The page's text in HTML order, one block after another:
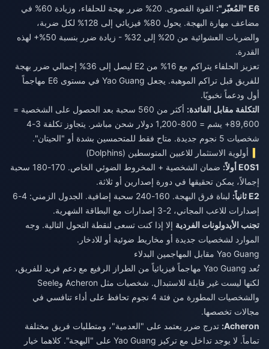
E6 "المُعبّر":
القوة القصوى. 20% ضرر بهجة للحلفاء، وزيادة 60% في
مضاعف مهارة البهجة. يحول 80% فيزيائي إلى 128% لكل ضربة،
والضربات العشوائية من 20% إلى 32% - زيادة ضرر بنسبة 50%+ لهذه
القدرة.
تعزيز الحلفاء يتراكم مع 16% من E2 ليصل إلى 36% إجمالي ضرر بهجة
للفريق قبل تراكم الموهبة. يجعل Yao Guang في مستوى E6 مهاجماً
أول ودعماً نخبويًا.
التكلفة مقابل الفائدة:
أكثر من 560 سحبة بعد الحصول على الشخصية =
89,600+ يشم = 800-1,200 دولار شحن مباشر. يتجاوز تكلفة 3-4
شخصيات 5 نجوم جديدة. متاح فقط للمتحمسين بشدة أو "الحيتان".
أولوية الاستثمار للاعبين المتوسطين (Dolphins)
E0S1 أولاً:
ضمان الشخصية + المخروط الضوئي الخاص. 170-180 سحبة
إجمالاً، يمكن تحقيقها في دورة إصدارين أو ثلاثة.
E2 ثانياً:
لبناة فرق البهجة. 160-240 سحبة إضافية. الجدول الزمني: 4-6
إصدارات للاعب المجاني، 2-3 إصدارات مع البطاقة الشهرية.
تجنب الأيدولونات الفردية إلا إذا كنت تسعى لنقطة التحول التالية. وجه
الموارد لشخصيات جديدة أو مخاريط ضوئية أو للادخار.
Yao Guang مقابل المهاجمين البدلاء
تُعد Yao Guang مهاجماً فيزيائياً من الطراز الرفيع مع دعم فريد للفريق،
لكنها ليست غير قابلة للاستبدال. شخصيات مثل Acheron وSeele
والشخصيات المطورة من فئة 4 نجوم تحافظ على أداء تنافسي في
مجالات تخصصها.
Acheron: تدرج ضرر يعتمد على "العدمية"، ومتطلبات فريق مختلفة
تماماً. لا يوجد تداخل مع تركيز Yao Guang على "البهجة". كلاهما خيار